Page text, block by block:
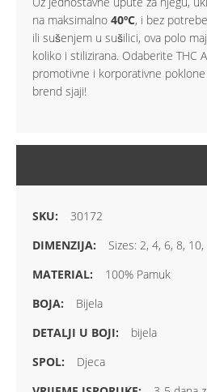
na maksimalno 40ºC, i bez
ili sušenjem u sušilici, ova polo
koliko i stilizirana. Odaberite THC
promotivne i korporativne
brend sjaji!
30172
Sizes: 2, 4, 6, 8, 10,
100% Pamuk
Bijela
bijela
Djeca